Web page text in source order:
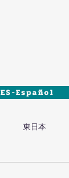
ES-Español
東日本